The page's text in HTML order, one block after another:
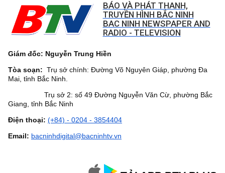
BÁO VÀ PHÁT THANH,
TRUYỀN HÌNH BẮC NINH
BAC NINH NEWSPAPER AND
RADIO - TELEVISION
Giám đốc: Nguyễn Trung Hiền
Tòa soạn: Trụ sở chính: Đường Võ Nguyên Giáp, phường Đa
Mai, tỉnh Bắc Ninh.
Trụ sở 2: số 49 Đường Nguyễn Văn Cừ, phường Bắc
Giang, tỉnh Bắc Ninh
Điện thoại: (+84) - 0204 - 3854404
Email: bacninhdigital@bacninhtv.vn